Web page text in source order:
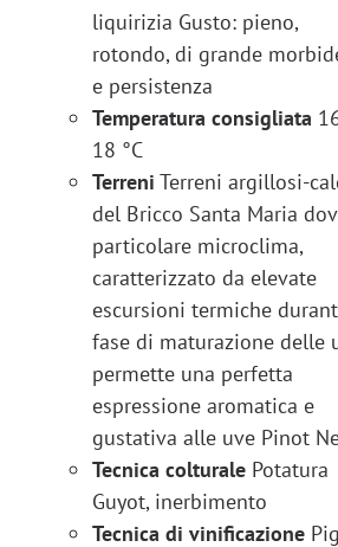
liquirizia Gusto: pieno,
rotondo, di grande
e persistenza
Temperatura consigliata
18 °C
Terreni Terreni argillosi-
del Bricco Santa Maria
particolare microclima,
caratterizzato da elevate
escursioni termiche
fase di maturazione delle
permette una perfetta
espressione aromatica e
gustativa alle uve Pinot
Tecnica colturalePotatura
Guyot, inerbimento
Tecnica di vinificazione